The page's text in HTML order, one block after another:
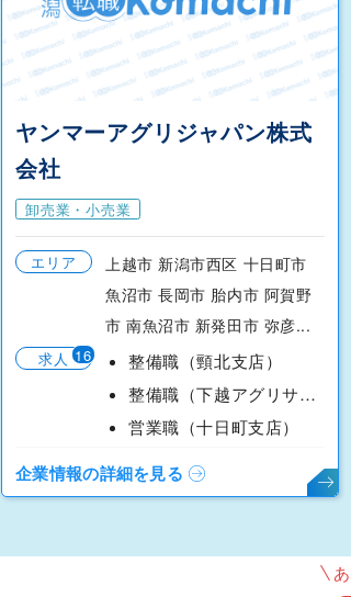
ヤンマーアグリジャパン株式
会社
卸売業・小売業
エリア
上越市 新潟市西区 十日町市
魚沼市 長岡市 胎内市 阿賀野
市 南魚沼市 新発田市 弥彦...
求人 16
整備職（頸北支店）
整備職（下越アグリサポートセンター）
営業職（十日町支店）
企業情報の詳細を見る